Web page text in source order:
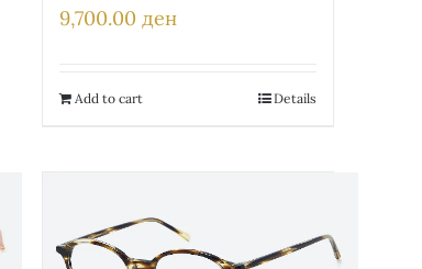
9,700.00 ден
Add to cart Details